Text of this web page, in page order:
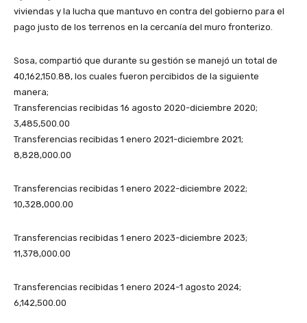
viviendas y la lucha que mantuvo en contra del gobierno para el
pago justo de los terrenos en la cercanía del muro fronterizo.
Sosa, compartió que durante su gestión se manejó un total de
40,162,150.88, los cuales fueron percibidos de la siguiente
manera;
Transferencias recibidas 16 agosto 2020-diciembre 2020;
3,485,500.00
Transferencias recibidas 1 enero 2021-diciembre 2021;
8,828,000.00
Transferencias recibidas 1 enero 2022-diciembre 2022;
10,328,000.00
Transferencias recibidas 1 enero 2023-diciembre 2023;
11,378,000.00
Transferencias recibidas 1 enero 2024-1 agosto 2024;
6,142,500.00